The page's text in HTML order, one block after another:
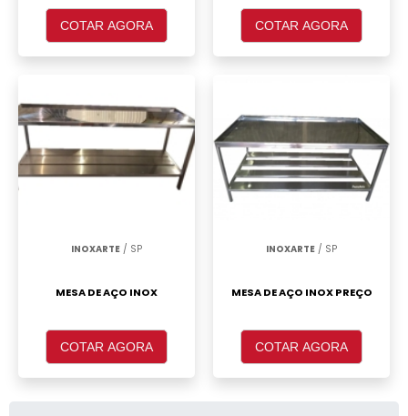
COTAR AGORA COTAR AGORA
INOXARTE / SP
MESA DE AÇO INOX
COTAR AGORA
INOXARTE / SP
MESA DE AÇO INOX PREÇO
COTAR AGORA